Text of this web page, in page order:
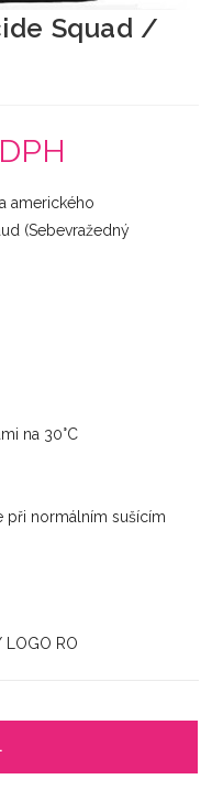
Squad /
amerického
(Sebevražedný
na 30°C
při normálním sušícím
LOGO RO